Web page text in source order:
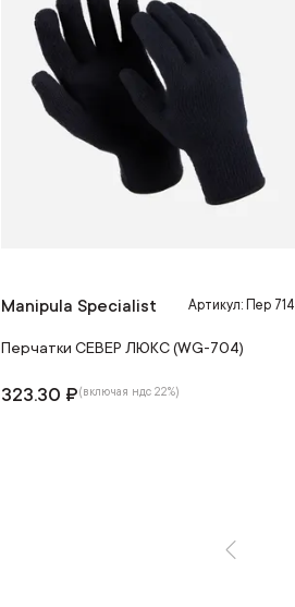
Manipula Specialist Артикул: Пер 714
Перчатки СЕВЕР ЛЮКС (WG-704)
323.30 ₽(включая ндс 22%)